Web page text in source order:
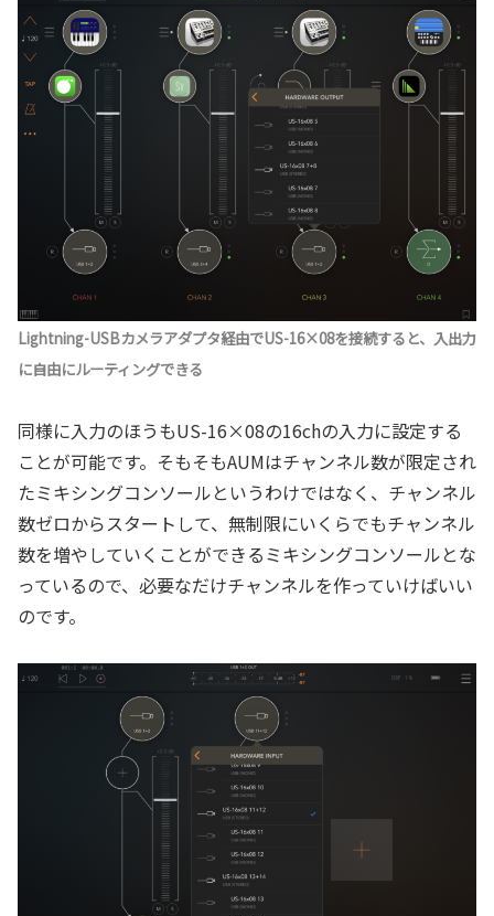
Lightning-USBカメラアダプタ経由でUS-16×08を接続すると、入出力
に自由にルーティングできる
同様に入力のほうもUS-16×08の16chの入力に設定する
ことが可能です。そもそもAUMはチャンネル数が限定され
たミキシングコンソールというわけではなく、チャンネル
数ゼロからスタートして、無制限にいくらでもチャンネル
数を増やしていくことができるミキシングコンソールとな
っているので、必要なだけチャンネルを作っていけばいい
のです。